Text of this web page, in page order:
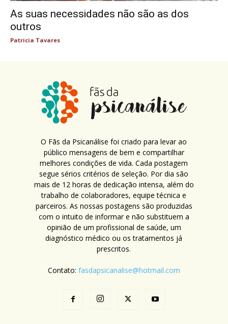
As suas necessidades não são as dos
outros
Patricia Tavares
O Fãs da Psicanálise foi criado para levar ao
público mensagens de bem e compartilhar
melhores condições de vida. Cada postagem
segue sérios critérios de seleção. Por dia são
mais de 12 horas de dedicação intensa, além do
trabalho de colaboradores, equipe técnica e
parceiros. As nossas postagens são produzidas
com o intuito de informar e não substituem a
opinião de um profissional de saúde, um
diagnóstico médico ou os tratamentos já
prescritos.
Contato: fasdapsicanalise@hotmail.com